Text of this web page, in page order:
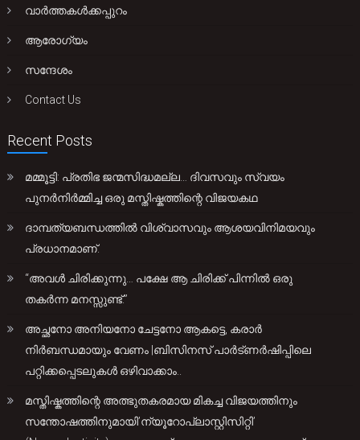
വാർത്തകൾക്കപ്പുറം
ആരോഗ്യം
സന്ദേശം
Contact Us
Recent Posts
മമ്മൂട്ടി: പ്രതിഭ ജന്മസിദ്ധമല്ല… ദിവസവും സ്വയം
പുനർനിർമ്മിച്ച ഒരു മസ്തിഷ്കത്തിന്റെ വിജയകഥ
ദാമ്പത്യബന്ധത്തിൽ വിശ്വാസവും ആശയവിനിമയവും
പ്രധാനമാണ്.
“അവൾ ചിരിക്കുന്നു… പക്ഷേ ആ ചിരിക്ക് പിന്നിൽ ഒരു
തകർന്ന മനസ്സുണ്ട്.”
അച്ഛനോ അനിയനോ ചേട്ടനോ ആകട്ടെ, കരാർ
നിർബന്ധമായും വേണം |ബിസിനസ് പാർട്ണർഷിപ്പിലെ
പറ്റിക്കപ്പെടലുകൾ ഒഴിവാക്കാം..
മസ്തിഷ്കത്തിന്റെ അത്ഭുതകരമായ മികച്ച വിജയത്തിനും
സന്തോഷത്തിനുമായി’ന്യൂറോപ്ലാസ്റ്റിസിറ്റി’